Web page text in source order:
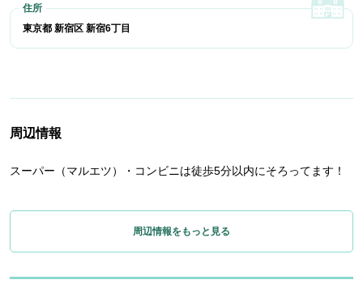
東京都 新宿区 新宿6丁目
周辺情報
スーパー（マルエツ）・コンビニは徒歩5分以内にそろってます！
周辺情報をもっと見る